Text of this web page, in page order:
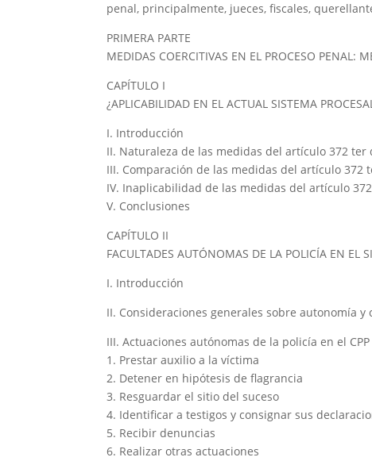
penal, principalmente, jueces, fiscales,
PRIMERA PARTE
MEDIDAS COERCITIVAS EN EL PROCESO PENAL:
CAPÍTULO I
¿APLICABILIDAD EN EL ACTUAL SISTEMA
I. Introducción
II. Naturaleza de las medidas del artículo 372 ter
III. Comparación de las medidas del artículo 372
IV. Inaplicabilidad de las medidas del artículo
V. Conclusiones
CAPÍTULO II
FACULTADES AUTÓNOMAS DE LA POLICÍA EN EL
I. Introducción
II. Consideraciones generales sobre autonomía
III. Actuaciones autónomas de la policía en el CPP
1. Prestar auxilio a la víctima
2. Detener en hipótesis de flagrancia
3. Resguardar el sitio del suceso
4. Identificar a testigos y consignar sus
5. Recibir denuncias
6. Realizar otras actuaciones